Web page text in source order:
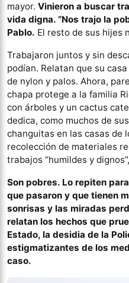
mayor. Vinieron a buscar
vida digna. “Nos trajo la
Pablo. El resto de sus hijes
Trabajaron juntos y sin
podían. Relatan que su
de nylon y palos. Ahora,
chapa protege a la familia
con árboles y un cactus
dedica, como muchos de
changuitas en las casas de
recolección de materiales
trabajos “humildes y
Son pobres. Lo repiten
que pasaron y que tienen
sonrisas y las miradas
relatan los hechos que
Estado, la desidia de la
estigmatizantes de los
caso.